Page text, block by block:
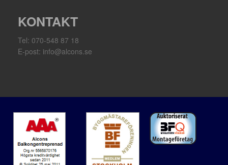
KONTAKT
Tel: 070-548 87 18
E-post: info@alcons.se